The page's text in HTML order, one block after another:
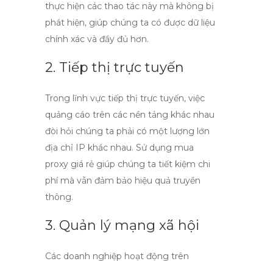
thực hiện các thao tác này mà không bị
phát hiện, giúp chúng ta có được dữ liệu
chính xác và đầy đủ hơn.
2. Tiếp thị trực tuyến
Trong lĩnh vực tiếp thị trực tuyến, việc
quảng cáo trên các nền tảng khác nhau
đòi hỏi chúng ta phải có một lượng lớn
địa chỉ IP khác nhau. Sử dụng mua
proxy giá rẻ giúp chúng ta tiết kiệm chi
phí mà vẫn đảm bảo hiệu quả truyền
thông.
3. Quản lý mạng xã hội
Các doanh nghiệp hoạt động trên